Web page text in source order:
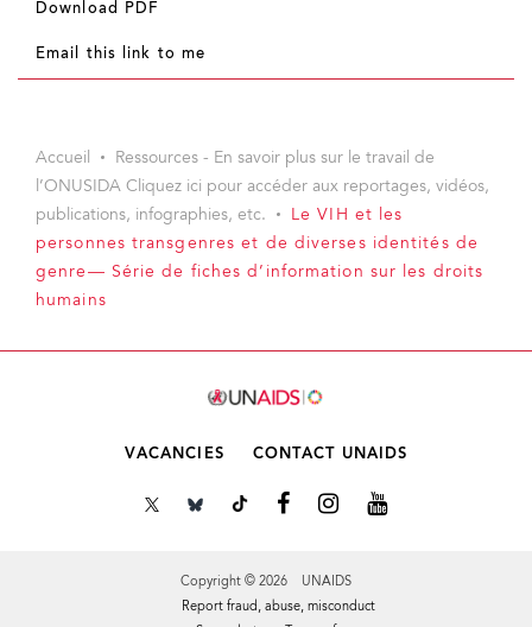
Download PDF
Email this link to me
Accueil
Ressources - En savoir plus sur le travail de
l’ONUSIDA Cliquez ici pour accéder aux reportages, vidéos,
publications, infographies, etc.
Le VIH et les
personnes transgenres et de diverses identités de
genre— Série de fiches d’information sur les droits
humains
VACANCIES CONTACT UNAIDS
Copyright © 2026 UNAIDS
Report fraud, abuse, misconduct